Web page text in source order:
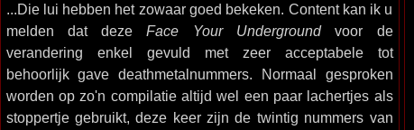
...Die lui hebben het zowaar goed bekeken. Content kan ik u
melden dat dezeFace Your Undergroundvoor de
verandering enkel gevuld met zeer acceptabele tot
behoorlijk gave deathmetalnummers. Normaal gesproken
worden op zo'n compilatie altijd wel een paar lachertjes als
stoppertje gebruikt, deze keer zijn de twintig nummers van